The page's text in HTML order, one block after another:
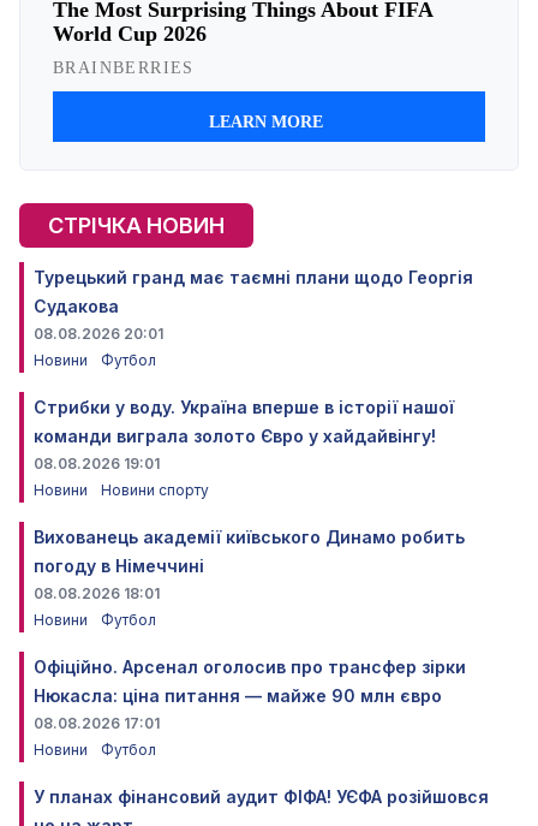
СТРІЧКА НОВИН
Турецький гранд має таємні плани щодо Георгія
Судакова
08.08.2026 20:01
Новини
Футбол
Стрибки у воду. Україна вперше в історії нашої
команди виграла золото Євро у хайдайвінгу!
08.08.2026 19:01
Новини
Новини спорту
Вихованець академії київського Динамо робить
погоду в Німеччині
08.08.2026 18:01
Новини
Футбол
Офіційно. Арсенал оголосив про трансфер зірки
Нюкасла: ціна питання — майже 90 млн євро
08.08.2026 17:01
Новини
Футбол
У планах фінансовий аудит ФІФА! УЄФА розійшовся